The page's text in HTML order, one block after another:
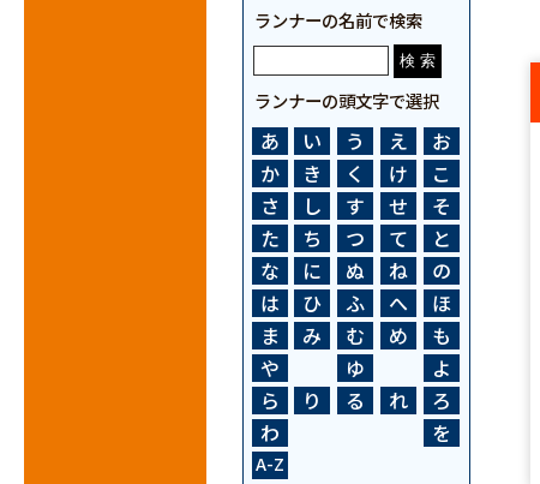
ランナーの名前で検索
ランナーの頭文字で選択
あ い う え
お
か
き く け
こ
さ
し す せ
そ
た
ち つ て
と
な
に ぬ ね
の
は
ひ ふ へ
ほ
ま
み む め
も
や
ゆ
よ
ら
り る れ
ろ
わ
を
A-Z